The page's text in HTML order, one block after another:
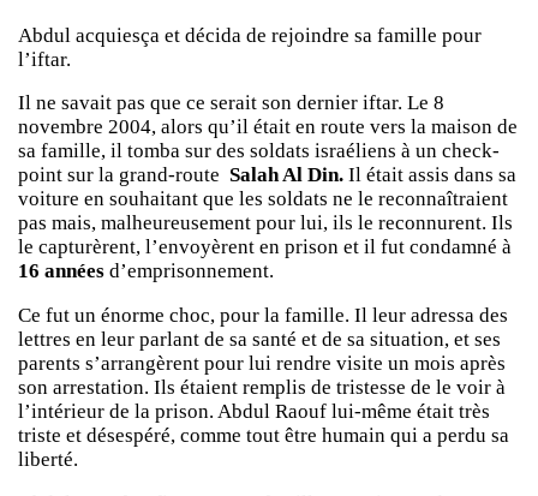
Abdul acquiesça et décida de rejoindre sa famille pour
l’iftar.
Il ne savait pas que ce serait son dernier iftar. Le 8
novembre 2004, alors qu’il était en route vers la maison de
sa famille, il tomba sur des soldats israéliens à un check-
point sur la grand-route Salah Al Din. Il était assis dans sa
voiture en souhaitant que les soldats ne le reconnaîtraient
pas mais, malheureusement pour lui, ils le reconnurent. Ils
le capturèrent, l’envoyèrent en prison et il fut condamné à
16 années d’emprisonnement.
Ce fut un énorme choc, pour la famille. Il leur adressa des
lettres en leur parlant de sa santé et de sa situation, et ses
parents s’arrangèrent pour lui rendre visite un mois après
son arrestation. Ils étaient remplis de tristesse de le voir à
l’intérieur de la prison. Abdul Raouf lui-même était très
triste et désespéré, comme tout être humain qui a perdu sa
liberté.